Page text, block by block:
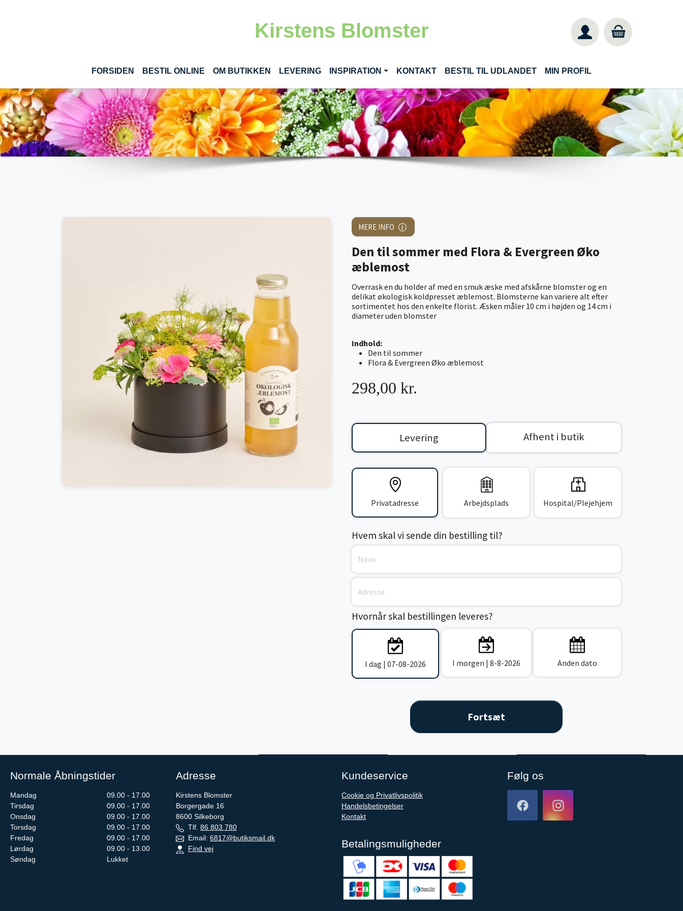
Kirstens Blomster
FORSIDEN BESTIL ONLINE(CURRENT)
OM BUTIKKEN LEVERING INSPIRATION KONTAKT BESTIL TIL UDLANDET MIN PROFIL
MERE INFO
Den til sommer med Flora & Evergreen Øko
æblemost
Overrask en du holder af med en smuk æske med afskårne blomster og en
delikat økologisk koldpresset æblemost. Blomsterne kan variere alt efter
sortimentet hos den enkelte florist. Æsken måler 10 cm i højden og 14 cm i
diameter uden blomster
Indhold:
Den til sommer
Flora & Evergreen Øko æblemost
298,00 kr.
Levering Afhent i butik
Privatadresse Arbejdsplads Hospital/Plejehjem
Hvem skal vi sende din bestilling til?
Hvornår skal bestillingen leveres?
I dag | 07-08-2026 I morgen | 8-8-2026 Anden dato
Normale Åbningstider
Mandag
09.00 - 17.00
Tirsdag
09.00 - 17.00
Onsdag
09.00 - 17.00
Torsdag
09.00 - 17.00
Fredag
09.00 - 17.00
Lørdag
09.00 - 13.00
Søndag
Lukket
Adresse
Kirstens Blomster
Borgergade 16
8600 Silkeborg
Tlf. 86 803 780
Email: 6817@butiksmail.dk
Find vej
Kundeservice
Cookie og Privatlivspolitik
Handelsbetingelser
Kontakt
Betalingsmuligheder
Følg os